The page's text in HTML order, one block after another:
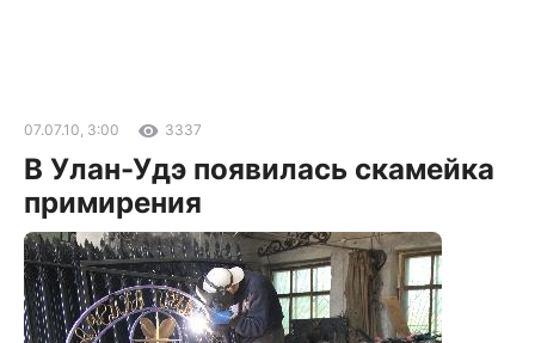
07.07.10, 3:00 3337
В Улан-Удэ появилась скамейка
примирения